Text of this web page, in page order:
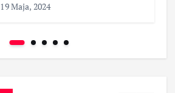
19 Maja, 2024